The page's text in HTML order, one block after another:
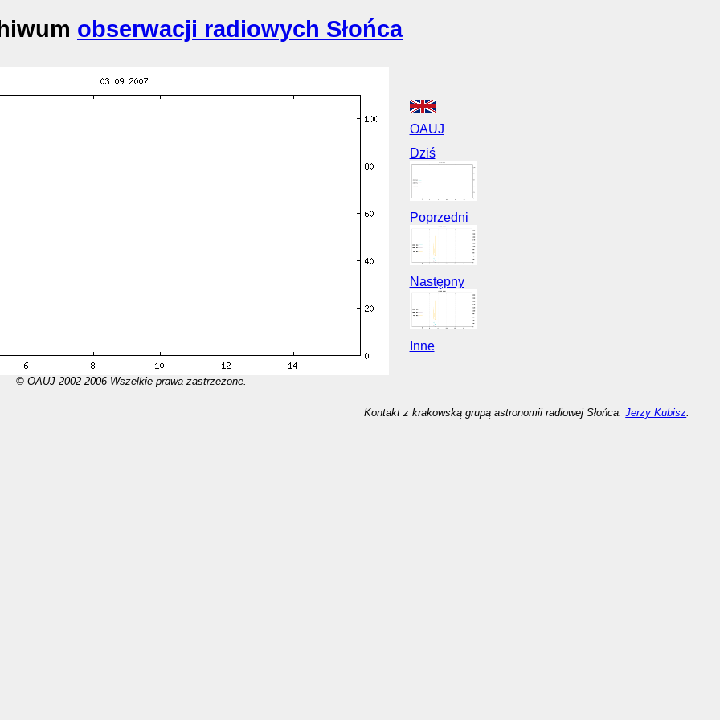
obserwacji radiowych Słońca
© OAUJ 2002-2006 Wszelkie prawa zastrzeżone.
OAUJ
Dziś
Poprzedni
Następny
Inne
Kontakt z krakowską grupą astronomii radiowej Słońca:Jerzy Kubisz.